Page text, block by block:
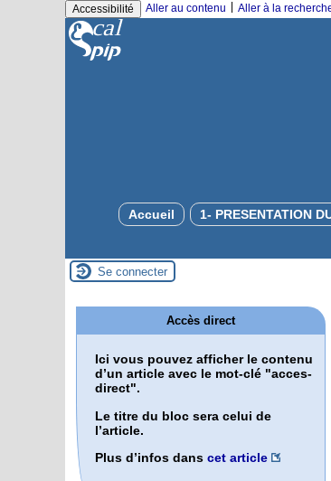
Accessibilité Aller au contenu Aller à la
Accueil 1- PRESENTATION
Se connecter
Accès direct
Ici vous pouvez afficher le contenu
d’un article avec le mot-clé "acces-
direct".
Le titre du bloc sera celui de
l’article.
Plus d’infos dans cet article